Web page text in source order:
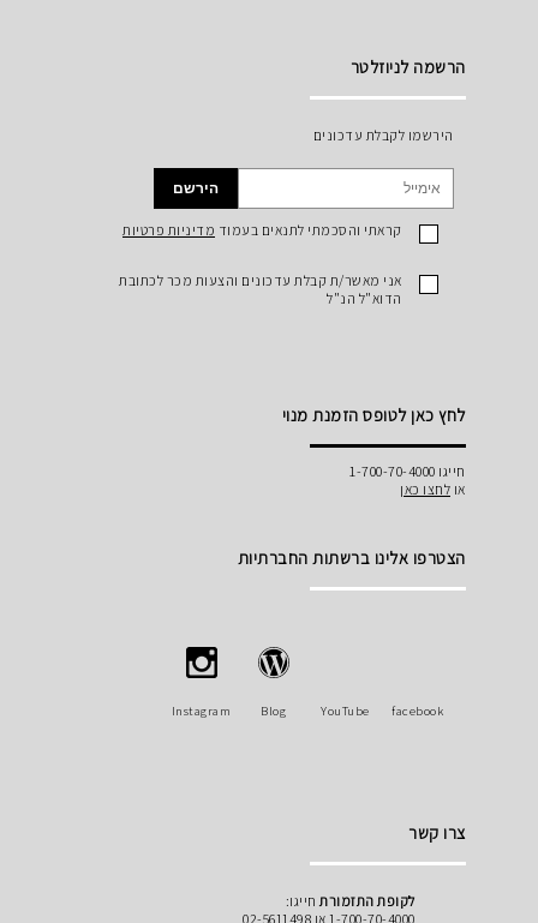
הרשמה לניוזלטר
הירשמו לקבלת עדכונים
הירשם
קראתי והסכמתי לתנאים בעמוד מדיניות פרטיות
אני מאשר/ת קבלת עדכונים והצעות מכר לכתובת
הדוא"ל הנ"ל
לחץ כאן לטופס הזמנת מנוי
חייגו 1-700-70-4000
או לחצו כאן
הצטרפו אלינו ברשתות החברתיות
facebook
YouTube
Blog
Instagram
צרו קשר
לקופת התזמורתחייגו:
1-700-70-4000 או 02-5611498